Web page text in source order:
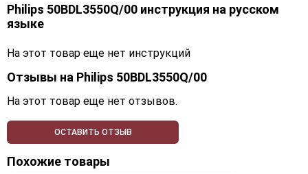
Philips 50BDL3550Q/00 инструкция на русском
языке
На этот товар еще нет инструкций
Отзывы на Philips 50BDL3550Q/00
На этот товар еще нет отзывов.
ОСТАВИТЬ ОТЗЫВ
Похожие товары